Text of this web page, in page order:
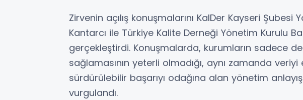
Zirvenin açılış konuşmalarını KalDer Kayseri Şubesi
Kantarcı ile Türkiye Kalite Derneği Yönetim Kurulu
gerçekleştirdi. Konuşmalarda, kurumların sadece
sağlamasının yeterli olmadığı, aynı zamanda
sürdürülebilir başarıyı odağına alan yönetim
vurgulandı.